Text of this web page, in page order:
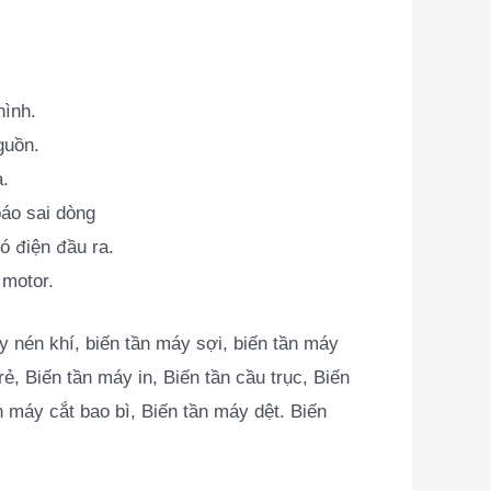
sai dòng
điện đầu ra.
nén khí, biến tần máy sợi, biến tần máy
Biến tần máy in, Biến tần cầu trục, Biến
cắt bao bì, Biến tần máy dệt. Biến